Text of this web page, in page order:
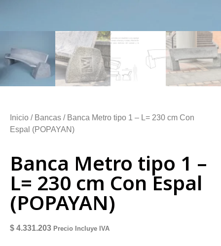
Inicio / Bancas / Banca Metro tipo 1 – L= 230 cm Con
Espal (POPAYAN)
Banca Metro tipo 1 –
L= 230 cm Con Espal
(POPAYAN)
$ 4.331.203 Precio Incluye IVA